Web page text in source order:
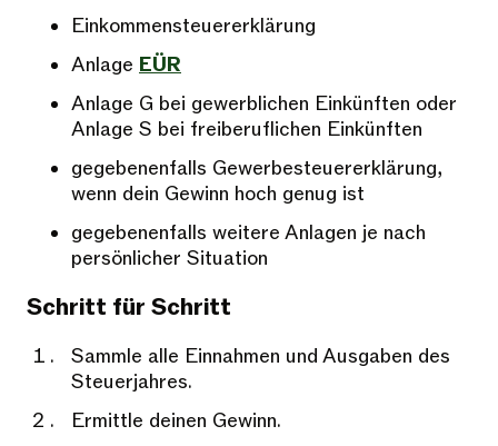
Einkommensteuererklärung
Anlage EÜR
Anlage G bei gewerblichen Einkünften oder
Anlage S bei freiberuflichen Einkünften
gegebenenfalls Gewerbesteuererklärung,
wenn dein Gewinn hoch genug ist
gegebenenfalls weitere Anlagen je nach
persönlicher Situation
Schritt für Schritt
Sammle alle Einnahmen und Ausgaben des
Steuerjahres.
Ermittle deinen Gewinn.